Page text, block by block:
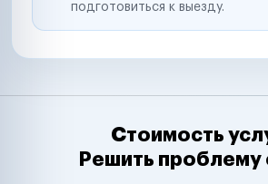
подготовиться к выезду.
Стоимость
Решить проблему